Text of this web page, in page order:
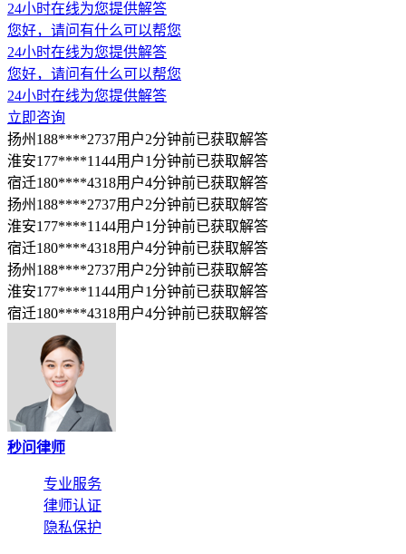
24小时在线为您提供解答
您好，请问有什么可以帮您
24小时在线为您提供解答
您好，请问有什么可以帮您
24小时在线为您提供解答
立即咨询
扬州188****2737用户2分钟前已获取解答
淮安177****1144用户1分钟前已获取解答
宿迁180****4318用户4分钟前已获取解答
扬州188****2737用户2分钟前已获取解答
淮安177****1144用户1分钟前已获取解答
宿迁180****4318用户4分钟前已获取解答
扬州188****2737用户2分钟前已获取解答
淮安177****1144用户1分钟前已获取解答
宿迁180****4318用户4分钟前已获取解答
秒问律师
专业服务
律师认证
隐私保护